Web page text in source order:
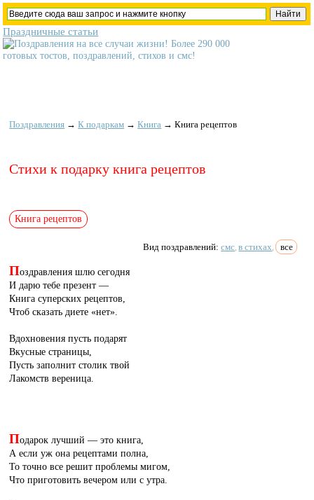
Праздничные статьи
Поздравления →К подаркам →Книга →Книга рецептов
Стихи к подарку книга рецептов
Книга рецептов
Вид поздравлений:смс, в стихах, все
Поздравления шлю сегодня
И дарю тебе презент —
Книга суперских рецептов,
Чтоб сказать диете «нет».
Вдохновения пусть подарят
Вкусные страницы,
Пусть заполнит столик твой
Лакомств вереница.
Подарок лучший — это книга,
А если уж она рецептами полна,
То точно все решит проблемы мигом,
Что приготовить вечером или с утра.